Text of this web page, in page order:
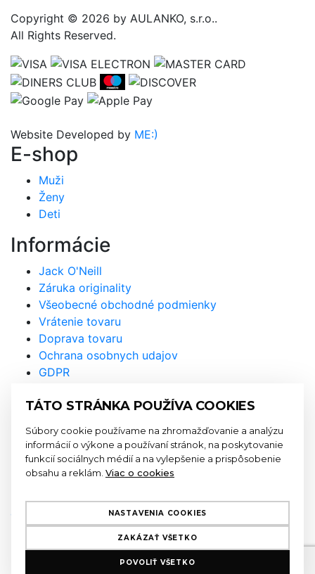
Copyright © 2026 by AULANKO, s.r.o..
All Rights Reserved.
Website Developed by ME:)
E-shop
Muži
Ženy
Deti
Informácie
Jack O'Neill
Záruka originality
Všeobecné obchodné podmienky
Vrátenie tovaru
Doprava tovaru
Ochrana osobnych udajov
GDPR
Prihláste sa na odber
newslettra a nenechajte si újsť
naše akcie a novinky
osobných údajov
E-mailová adresa má nesprávny tvar
TÁTO STRÁNKA POUŽÍVA COOKIES
Súbory cookie používame na zhromažďovanie a analýzu
informácií o výkone a používaní stránok, na poskytovanie
funkcií sociálnych médií a na vylepšenie a prispôsobenie
obsahu a reklám. Viac o cookies
NASTAVENIA COOKIES
ZAKÁZAŤ VŠETKO
POVOLIŤ VŠETKO